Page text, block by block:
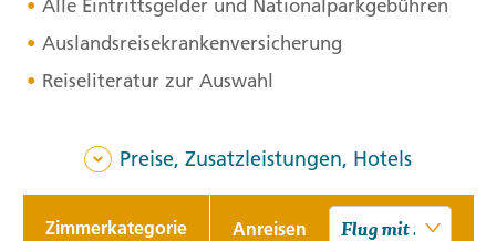
Alle Eintrittsgelder und Nationalparkgebühren
Auslandsreisekrankenversicherung
Reiseliteratur zur Auswahl
Preise, Zusatzleistungen, Hotels
Zimmerkategorie Anreisen